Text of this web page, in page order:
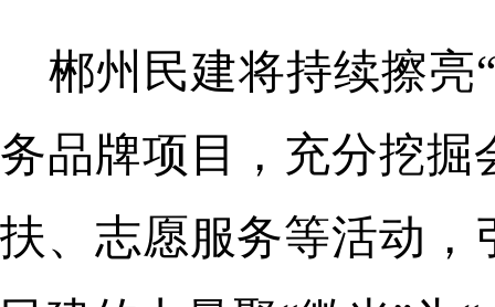
郴州民建将持续擦亮
务品牌项目，充分挖
扶、志愿服务等活动，